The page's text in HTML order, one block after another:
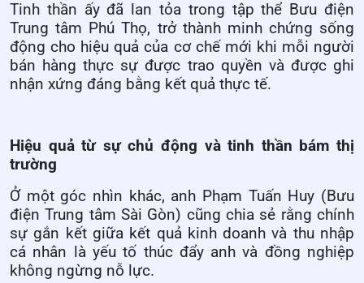
Tinh thần ấy đã lan tỏa trong tập thể Bưu điện
Trung tâm Phú Thọ, trở thành minh chứng sống
động cho hiệu quả của cơ chế mới khi mỗi người
bán hàng thực sự được trao quyền và được ghi
nhận xứng đáng bằng kết quả thực tế.
Hiệu quả từ sự chủ động và tinh thần bám thị
trường
Ở một góc nhìn khác, anh Phạm Tuấn Huy (Bưu
điện Trung tâm Sài Gòn) cũng chia sẻ rằng chính
sự gắn kết giữa kết quả kinh doanh và thu nhập
cá nhân là yếu tố thúc đẩy anh và đồng nghiệp
không ngừng nỗ lực.